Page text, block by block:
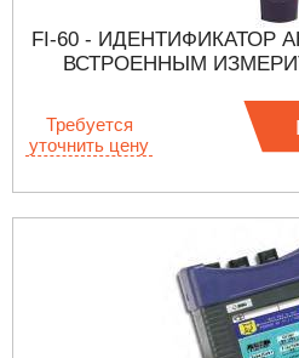
FI-60 - ИДЕНТИФИКАТОР
ВСТРОЕННЫМ
Требуется
уточнить цену